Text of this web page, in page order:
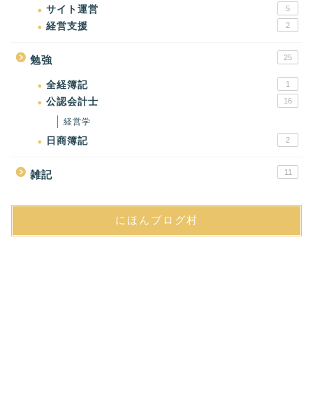
サイト運営 5
経営支援 2
勉強 25
全経簿記 1
公認会計士 16
経営学
日商簿記 2
雑記 11
にほんブログ村